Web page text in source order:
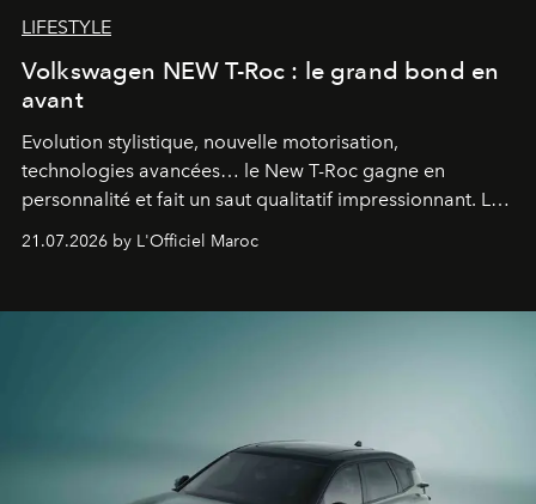
LIFESTYLE
Volkswagen NEW T-Roc : le grand bond en
avant
Evolution stylistique, nouvelle motorisation,
technologies avancées… le New T-Roc gagne en
personnalité et fait un saut qualitatif impressionnant. Le
constructeur allemand a revu en profondeur son SUV
fétiche pour le rendre plus premium. Et le pari semble
21.07.2026 by L'Officiel Maroc